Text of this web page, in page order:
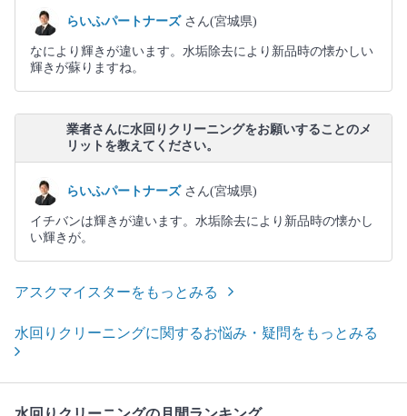
らいふパートナーズ さん(宮城県)
なにより輝きが違います。水垢除去により新品時の懐かしい
輝きが蘇りますね。
業者さんに水回りクリーニングをお願いすることのメ
リットを教えてください。
らいふパートナーズ さん(宮城県)
イチバンは輝きが違います。水垢除去により新品時の懐かし
い輝きが。
アスクマイスターをもっとみる
水回りクリーニングに関するお悩み・疑問をもっとみる